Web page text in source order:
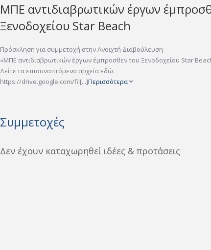
ΜΠΕ αντιδιαβρωτικών έργων
Ξενοδοχείου Star Beach
Πρόσκληση για συμμετοχή στην Ανοιχτή Διαβούλευση
«ΜΠΕ αντιδιαβρωτικών έργων έμπροσθεν του Ξενοδοχείου Star
Δείτε τα επισυναπτόμενα αρχεία εδώ:
https://drive.google.com/fil[...]Περισσότερα
Συμμετοχές
Δεν έχουν καταχωρηθεί ιδέες & προτάσεις